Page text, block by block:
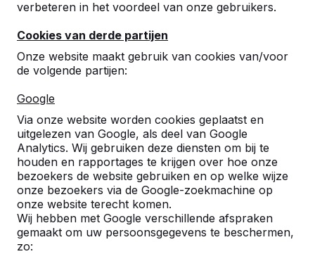
verbeteren in het voordeel van onze gebruikers.
Cookies van derde partijen
Onze website maakt gebruik van cookies van/voor
de volgende partijen:
Google
Via onze website worden cookies geplaatst en
uitgelezen van Google, als deel van Google
Analytics. Wij gebruiken deze diensten om bij te
houden en rapportages te krijgen over hoe onze
bezoekers de website gebruiken en op welke wijze
onze bezoekers via de Google-zoekmachine op
onze website terecht komen.
Wij hebben met Google verschillende afspraken
gemaakt om uw persoonsgegevens te beschermen,
zo:
Betonnen tafeltennistafels,
bankjes en speltafels.
robuuste spel- en speeltafels.
Bekijk onze tafels -->
Ontdek ons complete
assortiment